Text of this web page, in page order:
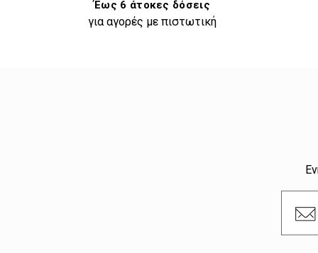
Έως 6 άτοκες δόσεις
για αγορές με πιστωτική